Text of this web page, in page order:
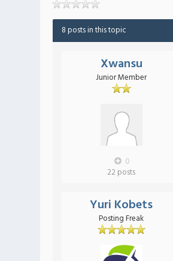
8 posts in this topic
Xwansu
Junior Member
0
22 posts
Yuri Kobets
Posting Freak